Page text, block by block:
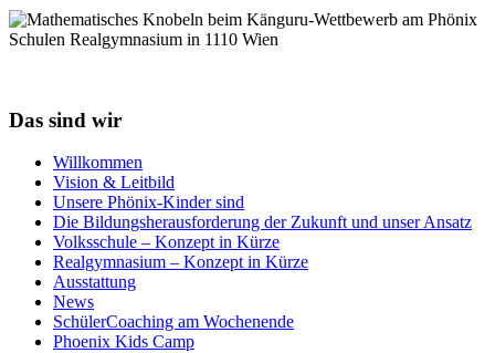
Das sind wir
Willkommen
Vision & Leitbild
Unsere Phönix-Kinder sind
Die Bildungsherausforderung der Zukunft und unser Ansatz
Volksschule – Konzept in Kürze
Realgymnasium – Konzept in Kürze
Ausstattung
News
SchülerCoaching am Wochenende
Phoenix Kids Camp